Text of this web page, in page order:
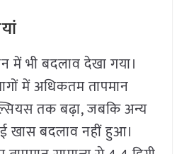
में भी बदलाव देखा गया।
में अधिकतम तापमान
तक बढ़ा, जबकि अन्य
खास बदलाव नहीं हुआ।